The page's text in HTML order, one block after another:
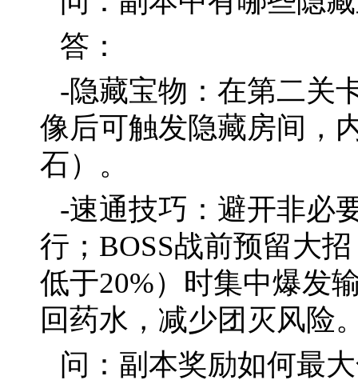
答：
-隐藏宝物：在第二关
像后可触发隐藏房间，
石）。
-速通技巧：避开非必
行；BOSS战前预留大
低于20%）时集中爆发
回药水，减少团灭风险
问：副本奖励如何最